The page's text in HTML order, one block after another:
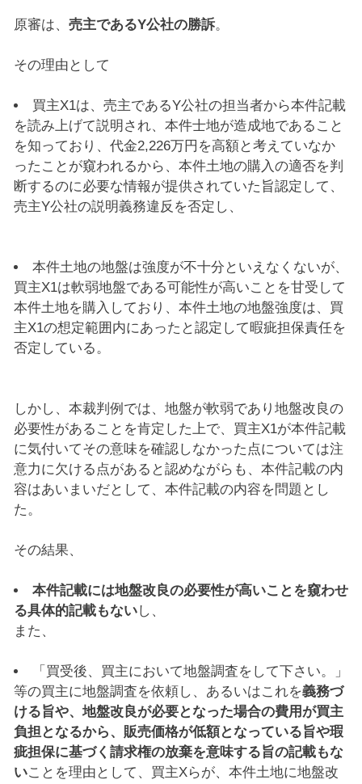
原審は、 売主であるY公社の勝訴。
その理由として
買主X1は、売主であるY公社の担当者から本件記載
を読み上げて説明され、本件士地が造成地であること
を知っており、代金2,226万円を高額と考えていなか
ったことが窺われるから、本件土地の購入の適否を判
断するのに必要な情報が提供されていた旨認定して、
売主Y公社の説明義務違反を否定し、
本件土地の地盤は強度が不十分といえなくないが、
買主X1は軟弱地盤である可能性が高いことを甘受して
本件土地を購入しており、本件土地の地盤強度は、買
主X1の想定範囲内にあったと認定して暇疵担保責任を
否定している。
しかし、本裁判例では、地盤が軟弱であり地盤改良の
必要性があることを肯定した上で、買主X1が本件記載
に気付いてその意味を確認しなかった点については注
意力に欠ける点があると認めながらも、本件記載の内
容はあいまいだとして、本件記載の内容を問題とし
た。
その結果、
本件記載には地盤改良の必要性が高いことを窺わせ
る具体的記載もないし、
また、
「買受後、買主において地盤調査をして下さい。」
等の買主に地盤調査を依頼し、あるいはこれを義務づ
ける旨や、地盤改良が必要となった場合の費用が買主
負担となるから、販売価格が低額となっている旨や瑕
疵担保に基づく請求権の放棄を意味する旨の記載もな
いことを理由として、買主Xらが、本件土地に地盤改